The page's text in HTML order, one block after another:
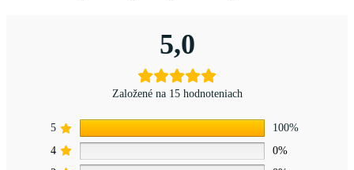
5,0
Založené na 15 hodnoteniach
5
100%
4
0%